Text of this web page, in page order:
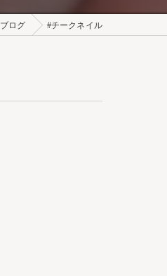
ブログ #チークネイル